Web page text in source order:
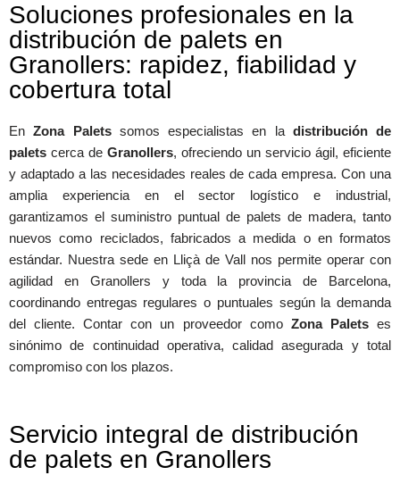
Soluciones profesionales en la
distribución de palets en
Granollers: rapidez, fiabilidad y
cobertura total
EnZona Paletssomos especialistas en la distribución de
palets cerca de Granollers, ofreciendo un servicio ágil, eficiente
y adaptado a las necesidades reales de cada empresa. Con una
amplia experiencia en el sector logístico e industrial,
garantizamos el suministro puntual de palets de madera, tanto
nuevos como reciclados, fabricados a medida o en formatos
estándar. Nuestra sede en Lliçà de Vall nos permite operar con
agilidad en Granollers y toda la provincia de Barcelona,
coordinando entregas regulares o puntuales según la demanda
del cliente. Contar con un proveedor como Zona Paletses
sinónimo de continuidad operativa, calidad asegurada y total
compromiso con los plazos.
Servicio integral de distribución
de palets en Granollers